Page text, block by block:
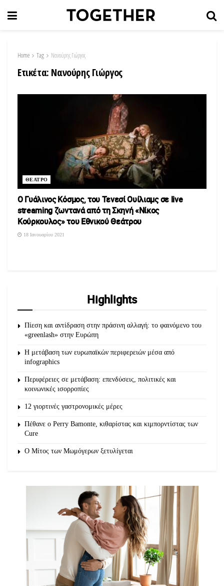
Home Tag Νανούρης Γιώργος
Ετικέτα: Νανούρης Γιώργος
ΘΕΑΤΡΟ
O Γυάλινος Κόσμος, του Τενεσί Ουίλιαμς σε live
streaming ζωντανά από τη Σκηνή «Νίκος
Κούρκουλος» του Εθνικού Θεάτρου
18 Ιανουαρίου 2021
Highlights
Πίεση και αντίδραση στην πράσινη αλλαγή: το φαινόμενο του
«greenlash» στην Ευρώπη
Η μετάβαση των ευρωπαϊκών περιφερειών μέσα από
infographics
Περιφέρειες σε μετάβαση: επενδύσεις, πολιτικές και
κοινωνικές ισορροπίες
12 γιορτινές γαστρονομικές μέρες
Πέθανε ο Perry Bamonte, κιθαρίστας και κιμπορντίστας των
Cure
O Μίτος των Μωμόγερων ξετυλίγεται